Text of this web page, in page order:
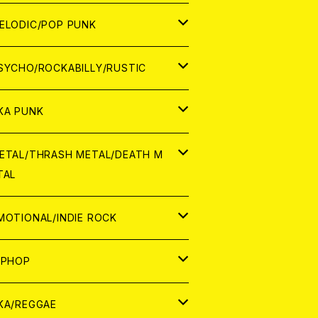
ログ
ログ
POP PUNK
ROCKABILLY/RUSTIC
PUNK
THRASH METAL/DEATH M
INDIE ROCK
REGGAE